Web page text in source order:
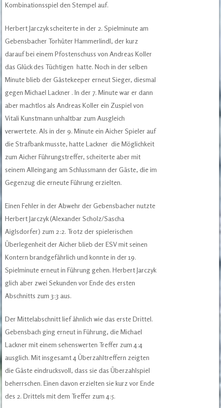
Kombinationsspiel den Stempel auf.
Herbert Jarczyk scheiterte in der 2. Spielminute am
Gebensbacher Torhüter Hammerlindl, der kurz
darauf bei einem Pfostenschuss von Andreas Koller
das Glück des Tüchtigen hatte. Noch in der selben
Minute blieb der Gästekeeper erneut Sieger, diesmal
gegen Michael Lackner . In der 7. Minute war er dann
aber machtlos als Andreas Koller ein Zuspiel von
Vitali Kunstmann unhaltbar zum Ausgleich
verwertete. Als in der 9. Minute ein Aicher Spieler auf
die Strafbank musste, hatte Lackner die Möglichkeit
zum Aicher Führungstreffer, scheiterte aber mit
seinem Alleingang am Schlussmann der Gäste, die im
Gegenzug die erneute Führung erzielten.
Einen Fehler in der Abwehr der Gebensbacher nutzte
Herbert Jarczyk (Alexander Scholz/Sascha
Aiglsdorfer) zum 2:2. Trotz der spielerischen
Überlegenheit der Aicher blieb der ESV mit seinen
Kontern brandgefährlich und konnte in der 19.
Spielminute erneut in Führung gehen. Herbert Jarczyk
glich aber zwei Sekunden vor Ende des ersten
Abschnitts zum 3:3 aus.
Der Mittelabschnitt lief ähnlich wie das erste Drittel.
Gebensbach ging erneut in Führung, die Michael
Lackner mit einem sehenswerten Treffer zum 4:4
ausglich. Mit insgesamt 4 Überzahltreffern zeigten
die Gäste eindrucksvoll, dass sie das Überzahlspiel
beherrschen. Einen davon erzielten sie kurz vor Ende
des 2. Drittels mit dem Treffer zum 4:5.